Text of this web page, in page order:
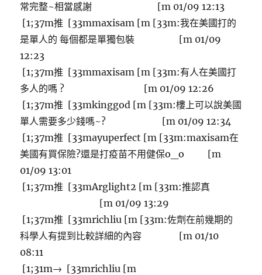
常完整~相當感謝 [m 01/09 12:13
[1;37m推 [33mmaxisam [m [33m:我在美國打的
是單人的 每個都是單獨包裝 [m 01/09
12:23
[1;37m推 [33mmaxisam [m [33m:有人在美國打
多人的嗎 ? [m 01/09 12:26
[1;37m推 [33mkinggod [m [33m:樓上可以說美國
單人需要多少錢嗎~? [m 01/09 12:34
[1;37m推 [33mayuperfect [m [33m:maxisam在
美國有買保險?還是打疫苗不用健保o_o [m
01/09 13:01
[1;37m推 [33mArglight2 [m [33m:推認真
[m 01/09 13:29
[1;37m推 [33mrichliu [m [33m:佐劑在前幾期的
科學人有提到比較詳細的內容 [m 01/10
08:11
[1;31m→ [33mrichliu [m